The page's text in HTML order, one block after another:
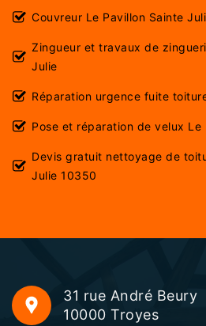
Couvreur Le Pavillon Sainte
Zingueur et travaux de
Julie
Réparation urgence fuite
Pose et réparation de velux Le
Devis gratuit nettoyage de
Julie 10350
31 rue André Beury
10000 Troyes